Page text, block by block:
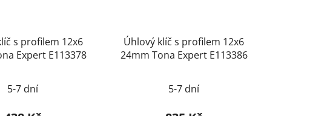
s profilem 12x6
Expert E113378
5-7 dní
Úhlový klíč s profilem 12x6
24mm Tona Expert E113386
5-7 dní